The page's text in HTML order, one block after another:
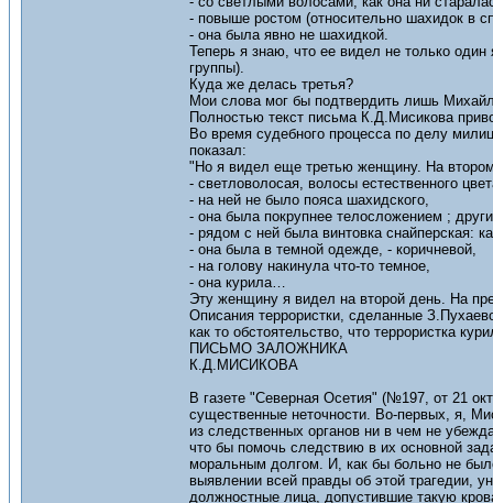
- повыше ростом (относительно шахидок в
- она была явно не шахидкой.
Теперь я знаю, что ее видел не только
группы).
Куда же делась третья?
Мои слова мог бы подтвердить лишь
Полностью текст письма К.Д.Мисикова
Во время судебного процесса по делу
показал:
"Но я видел еще третью женщину. На
- светловолосая, волосы естественного
- на ней не было пояса шахидского,
- она была покрупнее телосложением ;
- рядом с ней была винтовка снайперская:
- она была в темной одежде, - коричневой,
- на голову накинула что-то темное,
- она курила…
Эту женщину я видел на второй день. На
Описания террористки, сделанные
как то обстоятельство, что террористка
ПИСЬМО ЗАЛОЖНИКА
К.Д.МИСИКОВА
В газете "Северная Осетия" (№197, от 21
существенные неточности. Во-первых, я,
из следственных органов ни в чем не
что бы помочь следствию в их основной
моральным долгом. И, как бы больно не
выявлении всей правды об этой трагедии,
должностные лица, допустившие такую